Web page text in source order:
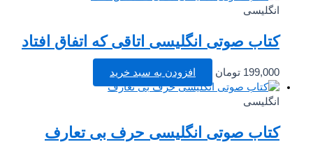
انگلیسی
کتاب صوتی انگلیسی اتاقی که اتفاق افتاد
199,000 تومان افزودن به سبد خرید
انگلیسی
کتاب صوتی انگلیسی حرف بی تعارف